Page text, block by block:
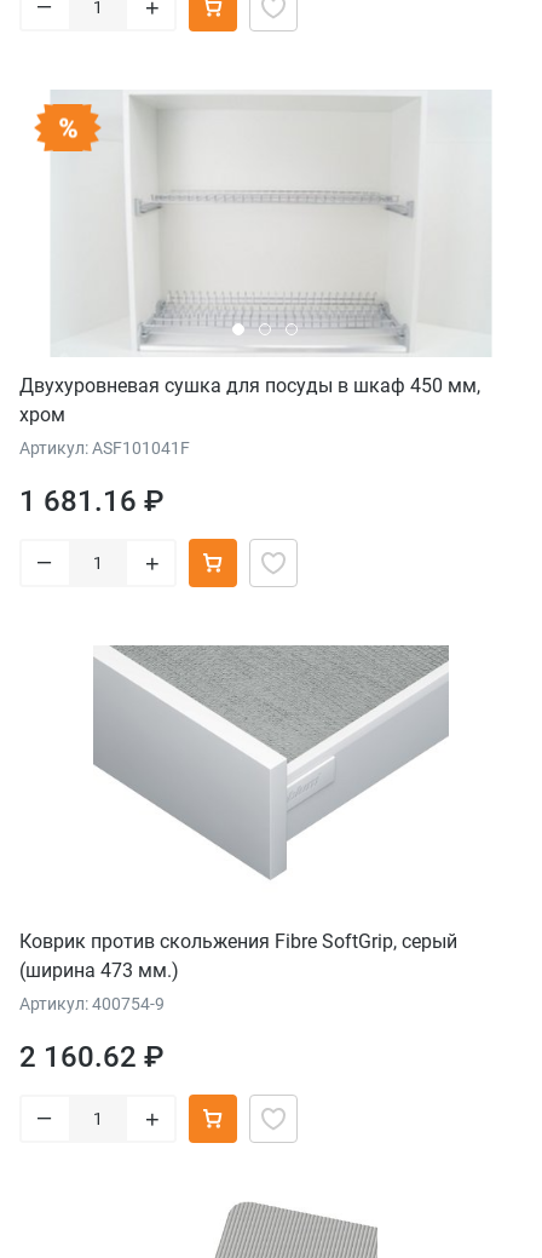
+
Двухуровневая сушка для посуды в шкаф 450 мм,
хром
Артикул: ASF101041F
1 681.16 ₽
– +
Коврик против скольжения Fibre SoftGrip, серый
(ширина 473 мм.)
Артикул: 400754-9
2 160.62 ₽
– +